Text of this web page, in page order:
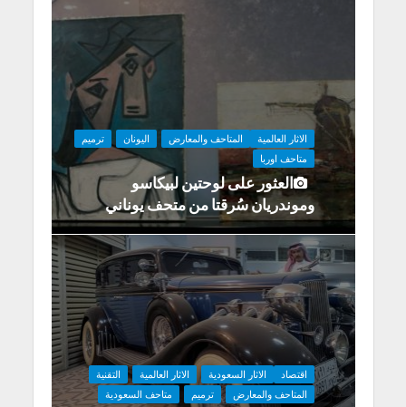
الاثار العالمية المتاحف والمعارض اليونان
ترميم
متاحف اوربا
العثور على لوحتين لبيكاسو
وموندريان سُرقتا من متحف يوناني
اقتصاد الاثار السعودية الاثار العالمية
التقنية
المتاحف والمعارض
ترميم متاحف السعودية